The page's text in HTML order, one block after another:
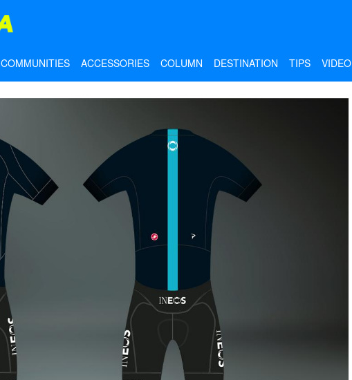
COMMUNITIES ACCESSORIES COLUMN DESTINATION TIPS VIDEO